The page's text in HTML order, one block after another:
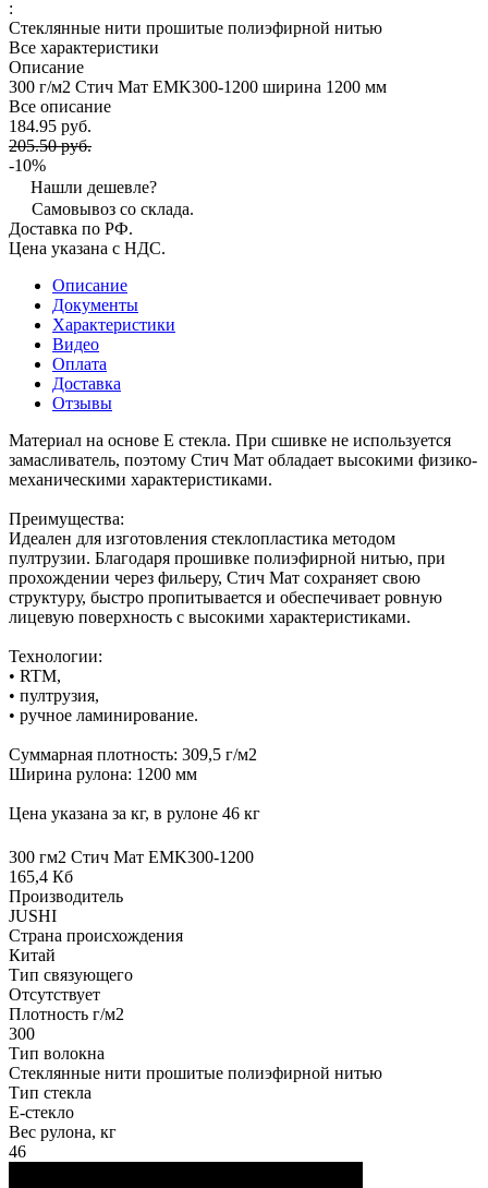
:
Стеклянные нити прошитые полиэфирной нитью
Все характеристики
Описание
300 г/м2 Стич Мат EMK300-1200 ширина 1200 мм
Все описание
184.95 руб.
205.50 руб.
-10%
Нашли дешевле?
Самовывоз со склада.
Доставка по РФ.
Цена указана с НДС.
Описание
Документы
Характеристики
Видео
Оплата
Доставка
Отзывы
Материал на основе E стекла. При сшивке не используется
замасливатель, поэтому Стич Мат обладает высокими физико-
механическими характеристиками.
Преимущества:
Идеален для изготовления стеклопластика методом
пултрузии. Благодаря прошивке полиэфирной нитью, при
прохождении через фильеру, Стич Мат сохраняет свою
структуру, быстро пропитывается и обеспечивает ровную
лицевую поверхность с высокими характеристиками.
Технологии:
• RTM,
• пултрузия,
• ручное ламинирование.
Суммарная плотность: 309,5 г/м2
Ширина рулона: 1200 мм
Цена указана за кг, в рулоне 46 кг
300 гм2 Стич Мат EMK300-1200
165,4 Кб
Производитель
JUSHI
Страна происхождения
Китай
Тип связующего
Отсутствует
Плотность г/м2
300
Тип волокна
Стеклянные нити прошитые полиэфирной нитью
Тип стекла
Е-стекло
Вес рулона, кг
46